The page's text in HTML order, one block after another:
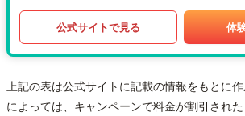
公式サイトで見る 体
上記の表は公式サイトに記載の情報をもとに
によっては、キャンペーンで料金が割引され